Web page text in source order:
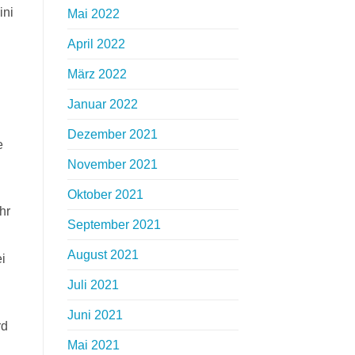
Mai 2022
April 2022
März 2022
Januar 2022
Dezember 2021
November 2021
Oktober 2021
September 2021
August 2021
Juli 2021
Juni 2021
Mai 2021